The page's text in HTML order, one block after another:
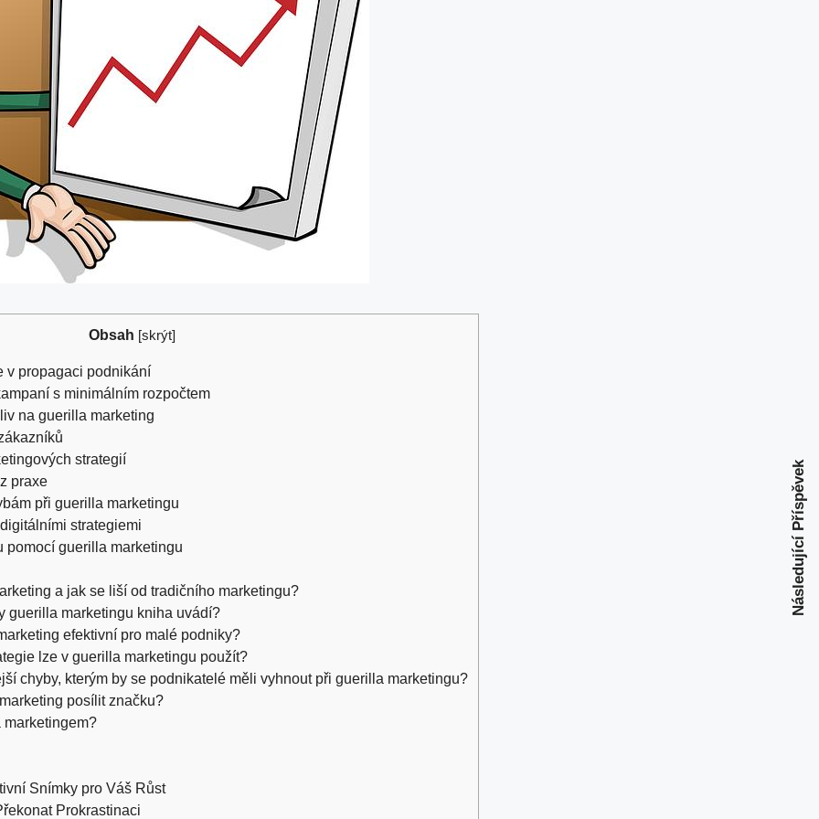
Obsah [skrýt]
v propagaci podnikání
s minimálním rozpočtem
na guerilla marketing
strategií
praxe
při guerilla marketingu
strategiemi
guerilla marketingu
a jak se liší od tradičního marketingu?
guerilla marketingu kniha uvádí?
efektivní pro malé podniky?
lze v guerilla marketingu použít?
chyby, kterým by se podnikatelé měli vyhnout při guerilla marketingu?
posílit značku?
marketingem?
Snímky pro Váš Růst
Prokrastinaci
Následující Příspěvek